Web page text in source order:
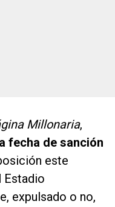
Millonaria,
fecha de sanción
este
Estadio
expulsado o no,